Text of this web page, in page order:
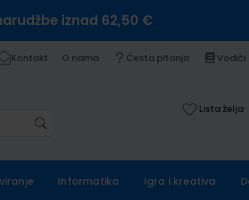
iznad 62,50 €
Kontakt O nama Česta pitanja Vodiči
Lista želja
Informatika Igra i kreativa